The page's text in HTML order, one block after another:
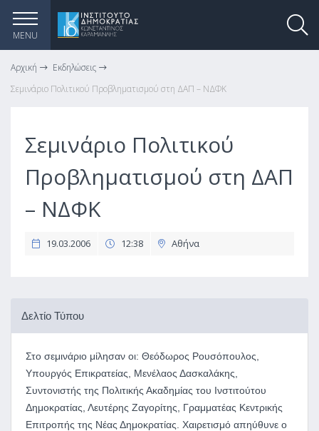
MENU
Αρχική
Εκδηλώσεις
Σεμινάριο Πολιτικού Προβληματισμού στη ΔΑΠ – ΝΔΦΚ
Σεμινάριο Πολιτικού
Προβληματισμού στη ΔΑΠ
– ΝΔΦΚ
19.03.2006 12:38 Αθήνα
Δελτίο Τύπου
Στο σεμινάριο μίλησαν οι: Θεόδωρος Ρουσόπουλος,
Υπουργός Επικρατείας, Μενέλαος Δασκαλάκης,
Συντονιστής της Πολιτικής Ακαδημίας του Ινστιτούτου
Δημοκρατίας, Λευτέρης Ζαγορίτης, Γραμματέας Κεντρικής
Επιτροπής της Νέας Δημοκρατίας. Χαιρετισμό απηύθυνε ο